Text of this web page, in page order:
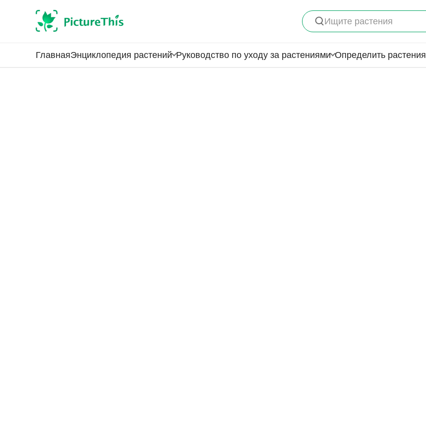
Ищите растения
ГлавнаяЭнциклопедия растений Руководство по уходу за растениями Определить растения